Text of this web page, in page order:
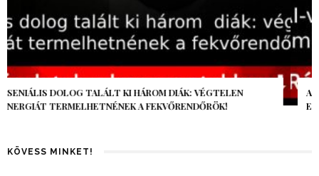
AZ AI-VILÁGVÉGE ÁRNYÉKA, CSAK PÁR ÓRA VOLT, MÉGIS AZ
EGÉSZ VILÁG MEGÉREZTE…
KÖVESS MINKET!